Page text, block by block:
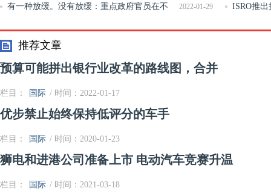
要区别
2022-01-29
有一种放缓。没有放缓：重点政府官员在不
同的声音中发言
ISRO推
推荐文章
预算可能拼出银行业改革的路线图，合并
栏目： 国际 / 时间：2022-01-17
优步禁止始终保持低评分的车手
栏目： 国际 / 时间：2020-01-23
狮电和进港公司准备上市 电动汽车竞赛升温
栏目： 国际 / 时间：2021-03-18